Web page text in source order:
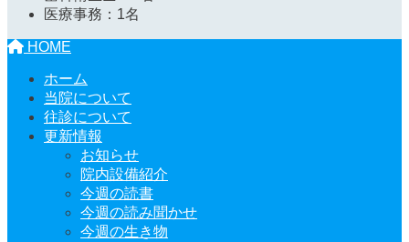
医療事務：1名
HOME
ホーム
当院について
往診について
更新情報
お知らせ
院内設備紹介
今週の読書
今週の読み聞かせ
今週の生き物